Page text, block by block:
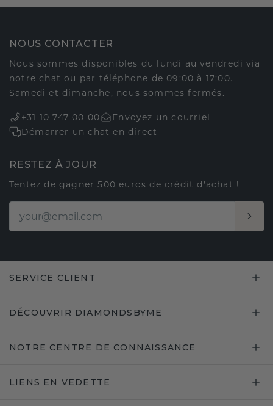
NOUS CONTACTER
Nous sommes disponibles du lundi au vendredi via
notre chat ou par téléphone de 09:00 à 17:00.
Samedi et dimanche, nous sommes fermés.
+31 10 747 00 00
Envoyez un courriel
Démarrer un chat en direct
RESTEZ À JOUR
Tentez de gagner 500 euros de crédit d'achat !
SERVICE CLIENT
DÉCOUVRIR DIAMONDSBYME
NOTRE CENTRE DE CONNAISSANCE
LIENS EN VEDETTE